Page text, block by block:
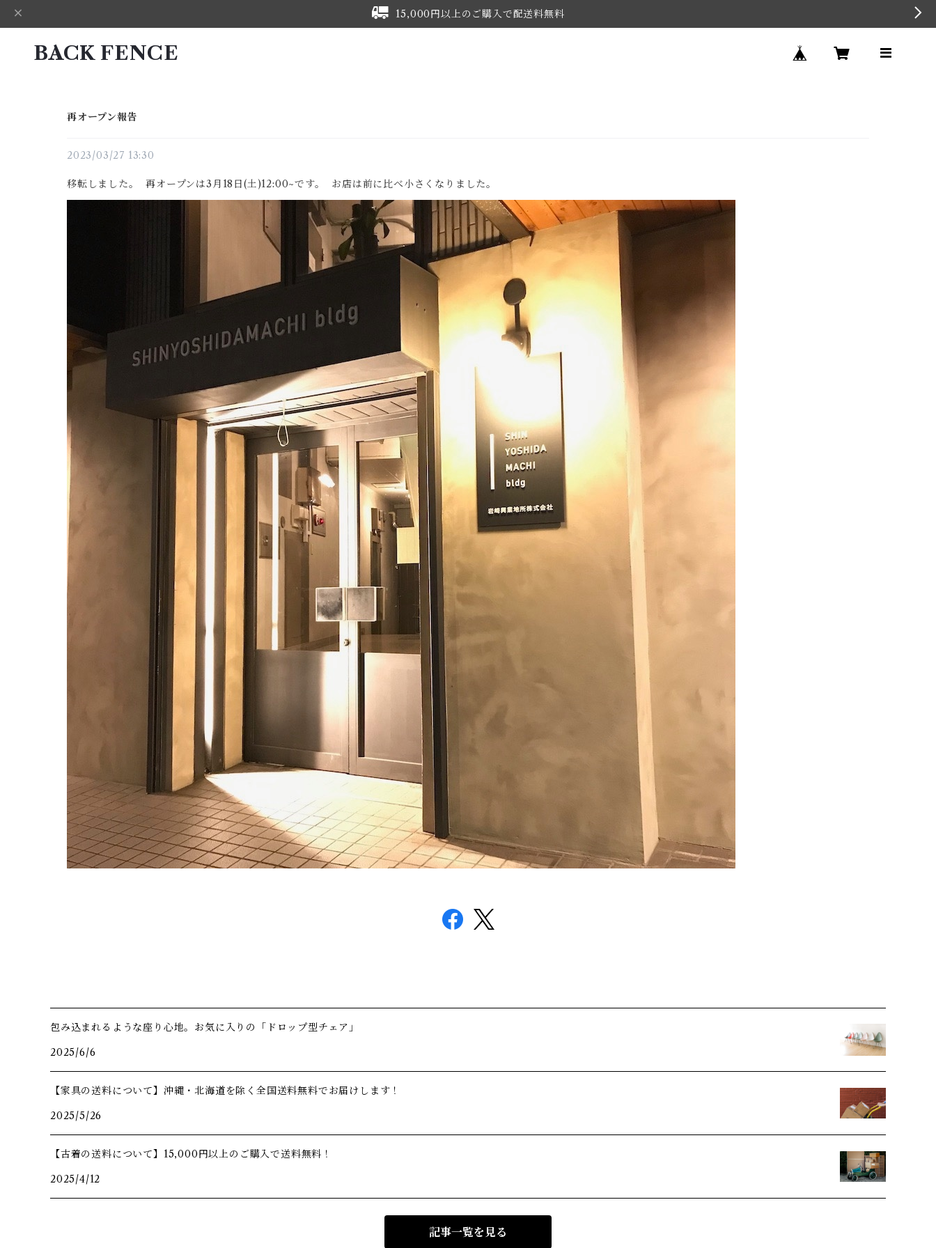
15,000円以上のご購入で配送料無料
BACK FENCE
再オープン報告
2023/03/27 13:30
移転しました。 再オープンは3月18日(土)12:00~です。 お店は前に比べ小さくなりました。
包み込まれるような座り心地。お気に入りの「ドロップ型チェア」
2025/6/6
【家具の送料について】沖縄・北海道を除く全国送料無料でお届けします！
2025/5/26
【古着の送料について】15,000円以上のご購入で送料無料！
2025/4/12
記事一覧を見る